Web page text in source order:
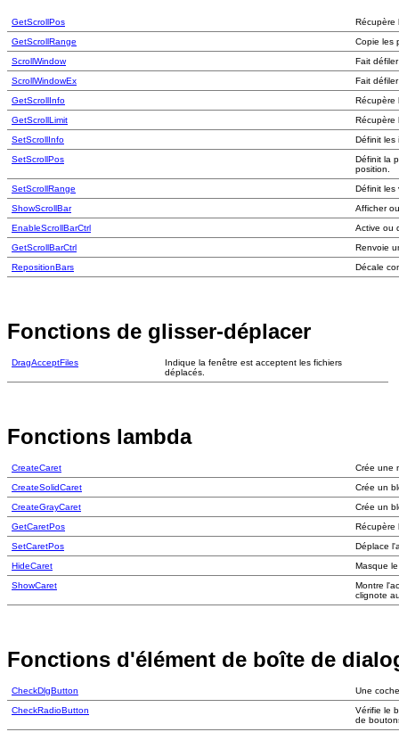
GetScrollPos
Récupère
GetScrollRange
Copie les
ScrollWindow
Fait
ScrollWindowEx
Fait
GetScrollInfo
Récupère
GetScrollLimit
Récupère
SetScrollInfo
Définit les
SetScrollPos
Définit la
position.
SetScrollRange
Définit les
ShowScrollBar
Afficher
EnableScrollBarCtrl
Active ou
GetScrollBarCtrl
Renvoie
RepositionBars
Décale
Fonctions de glisser-déplacer
DragAcceptFiles
Indique la fenêtre est acceptent les fichiers
déplacés.
Fonctions lambda
CreateCaret
Crée une
CreateSolidCaret
Crée un
CreateGrayCaret
Crée un
GetCaretPos
Récupère
SetCaretPos
Déplace
HideCaret
Masque
ShowCaret
Montre
clignote
Fonctions d'élément de boîte de
CheckDlgButton
Une
CheckRadioButton
Vérifie le
de